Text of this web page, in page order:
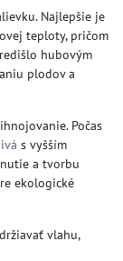
Najlepšie je
teploty, pričom
hubovým
plodov a
Počas
s vyšším
a tvorbu
ekologické
vlahu,